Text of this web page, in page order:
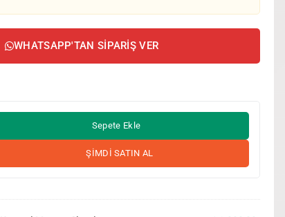
WHATSAPP'TAN SIPARIŞ VER
Sepete Ekle
ŞİMDİ SATIN AL